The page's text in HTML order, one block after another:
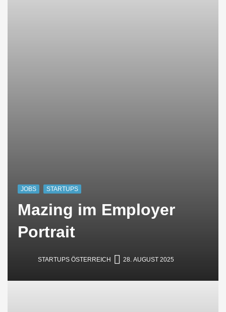
JOBS STARTUPS
Mazing im Employer
Portrait
STARTUPS ÖSTERREICH 28. AUGUST 2025